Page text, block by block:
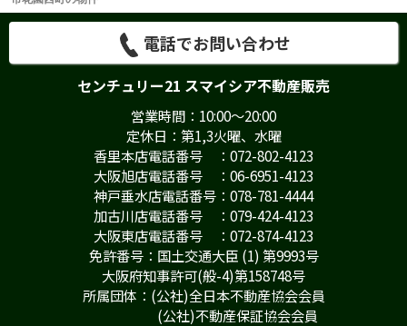
電話でお問い合わせ
センチュリー21 スマイシア不動産販売
営業時間：10:00～20:00
定休日：第1,3火曜、水曜
香里本店電話番号 ：072-802-4123
大阪旭店電話番号 ：06-6951-4123
神戸垂水店電話番号：078-781-4444
加古川店電話番号 ：079-424-4123
大阪東店電話番号 ：072-874-4123
免許番号：国土交通大臣 (1) 第9993号
大阪府知事許可(般-4)第158748号
所属団体：(公社)全日本不動産協会会員
(公社)不動産保証協会会員